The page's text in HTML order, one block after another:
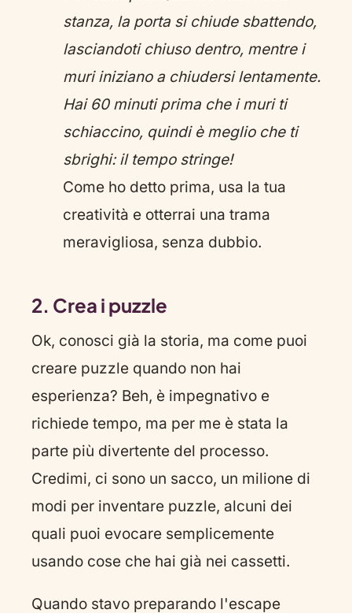
stanza, la porta si chiude sbattendo,
lasciandoti chiuso dentro, mentre i
muri iniziano a chiudersi lentamente.
Hai 60 minuti prima che i muri ti
schiaccino, quindi è meglio che ti
sbrighi: il tempo stringe!
Come ho detto prima, usa la tua
creatività e otterrai una trama
meravigliosa, senza dubbio.
2. Crea i puzzle
Ok, conosci già la storia, ma come puoi
creare puzzle quando non hai
esperienza? Beh, è impegnativo e
richiede tempo, ma per me è stata la
parte più divertente del processo.
Credimi, ci sono un sacco, un milione di
modi per inventare puzzle, alcuni dei
quali puoi evocare semplicemente
usando cose che hai già nei cassetti.
Quando stavo preparando l'escape